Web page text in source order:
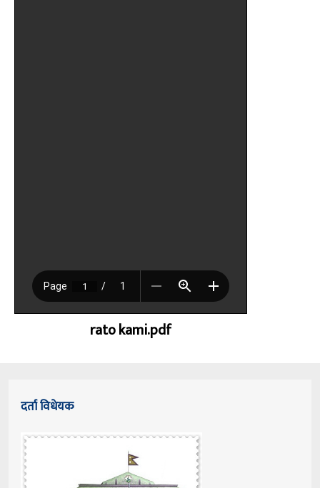
rato kami.pdf
दर्ता विधेयक